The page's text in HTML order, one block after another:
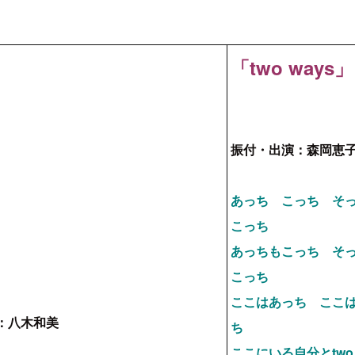
八木和美
「two ways」
振付・出演：森岡恵
あっち こっち そ
こっち
あっちもこっち そ
こっち
ここはあっち ここ
ち